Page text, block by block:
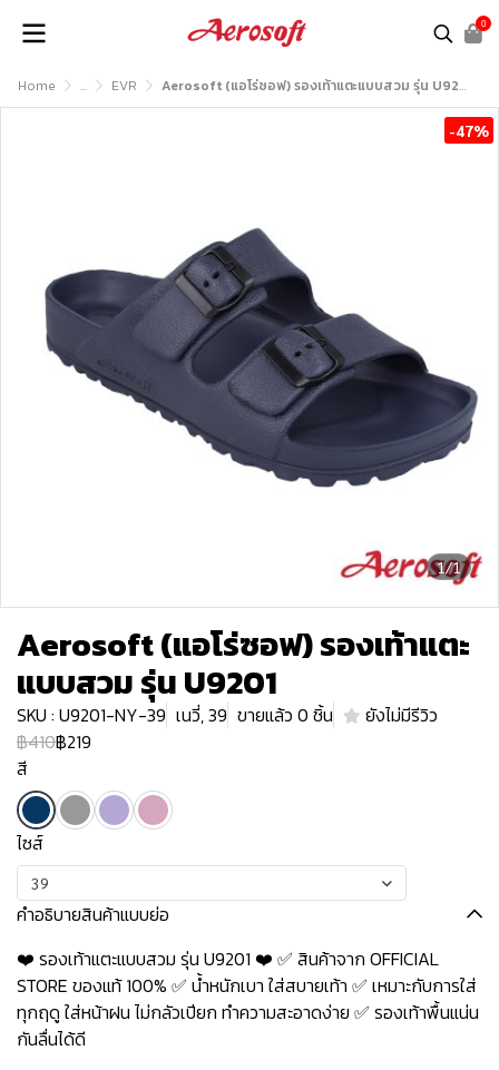
0
Home ... EVR Aerosoft (แอโร่ซอฟ) รองเท้าแตะแบบสวม รุ่น U9201
1/1
-47%
Aerosoft (แอโร่ซอฟ) รองเท้าแตะ
แบบสวม รุ่น U9201
SKU : U9201-NY-39 เนวี่, 39 ขายแล้ว 0 ชิ้น
ยังไม่มีรีวิว
฿410฿219
สี
ไซส์
39
คำอธิบายสินค้าแบบย่อ
❤️ รองเท้าแตะแบบสวม รุ่น U9201 ❤️ ✅ สินค้าจาก OFFICIAL
STORE ของแท้ 100% ✅ น้ำหนักเบา ใส่สบายเท้า ✅ เหมาะกับการใส่
ทุกฤดู ใส่หน้าฝน ไม่กลัวเปียก ทำความสะอาดง่าย ✅ รองเท้าพื้นแน่น
กันลื่นได้ดี